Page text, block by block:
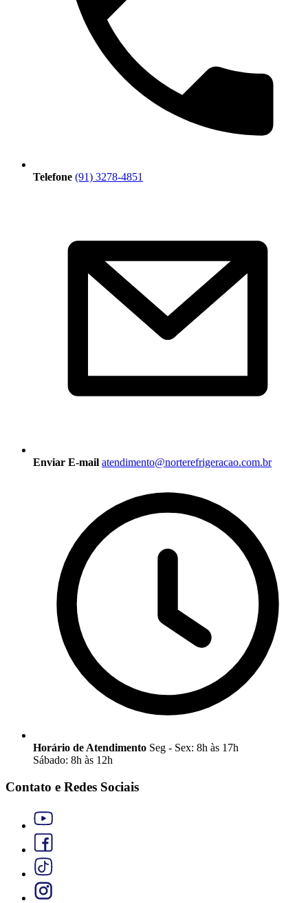
Telefone (91) 3278-4851
Enviar E-mail atendimento@norterefrigeracao.com.br
Horário de Atendimento Seg - Sex: 8h às 17h
Sábado: 8h às 12h
Contato e Redes Sociais